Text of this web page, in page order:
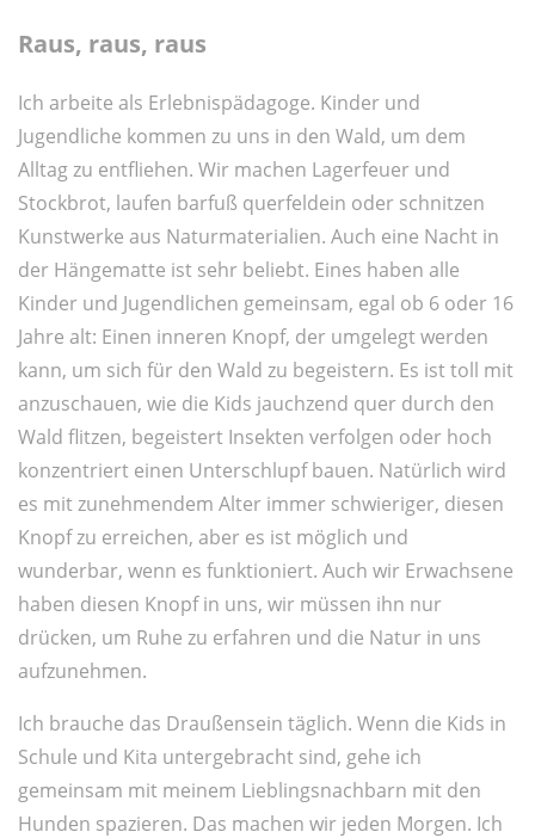
Raus, raus, raus
Ich arbeite als Erlebnispädagoge. Kinder und
Jugendliche kommen zu uns in den Wald, um dem
Alltag zu entfliehen. Wir machen Lagerfeuer und
Stockbrot, laufen barfuß querfeldein oder schnitzen
Kunstwerke aus Naturmaterialien. Auch eine Nacht in
der Hängematte ist sehr beliebt. Eines haben alle
Kinder und Jugendlichen gemeinsam, egal ob 6 oder 16
Jahre alt: Einen inneren Knopf, der umgelegt werden
kann, um sich für den Wald zu begeistern. Es ist toll mit
anzuschauen, wie die Kids jauchzend quer durch den
Wald flitzen, begeistert Insekten verfolgen oder hoch
konzentriert einen Unterschlupf bauen. Natürlich wird
es mit zunehmendem Alter immer schwieriger, diesen
Knopf zu erreichen, aber es ist möglich und
wunderbar, wenn es funktioniert. Auch wir Erwachsene
haben diesen Knopf in uns, wir müssen ihn nur
drücken, um Ruhe zu erfahren und die Natur in uns
aufzunehmen.
Ich brauche das Draußensein täglich. Wenn die Kids in
Schule und Kita untergebracht sind, gehe ich
gemeinsam mit meinem Lieblingsnachbarn mit den
Hunden spazieren. Das machen wir jeden Morgen. Ich